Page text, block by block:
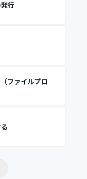
行
ファイルプロ